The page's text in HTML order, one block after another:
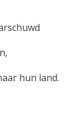
hun land.